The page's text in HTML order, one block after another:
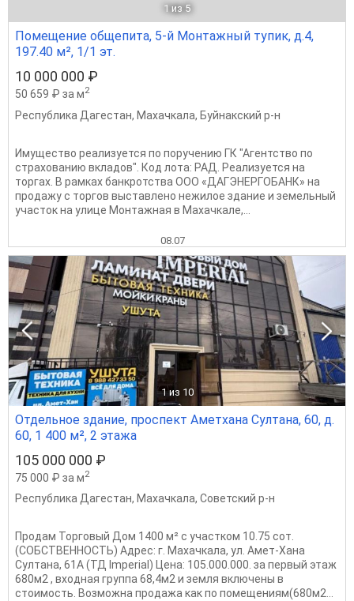
1 из 5
Помещение общепита, 5-й Монтажный тупик, д.4,
197.40 м², 1/1 эт.
10 000 000 ₽
50 659 ₽ за м2
Республика Дагестан, Махачкала, Буйнакский р-н
Имущество реализуется по поручению ГК "Агентство по
страхованию вкладов". Код лота: РАД. Реализуется на
торгах. В рамках банкротства ООО «ДАГЭНЕРГОБАНК» на
продажу с торгов выставлено нежилое здание и земельный
участок на улице Монтажная в Махачкале,...
08.07
1 из 10
Отдельное здание, проспект Аметхана Султана, 60, д.
60, 1 400 м², 2 этажа
105 000 000 ₽
75 000 ₽ за м2
Республика Дагестан, Махачкала, Советский р-н
Продам Торговый Дом 1400 м² с участком 10.75 сот.
(СОБСТВЕННОСТЬ) Адрес: г. Махачкала, ул. Амет-Хана
Султана, 61А (ТД Imperial) Цена: 105.000.000. за первый этаж
680м2 , входная группа 68,4м2 и земля включены в
стоимость. Возможна продажа как по помещениям(680м2...